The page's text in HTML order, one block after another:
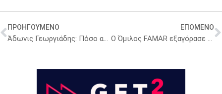
ΠΡΟΗΓΟΥΜΕΝΟ
Άδωνις Γεωργιάδης: Πόσο αυξάνεται η φαρμακευτική δαπάνη κάθε χρόνο – Τι δήλωσε σε ημερίδα των Φαρμακαποθηκαρίων
ΕΠΟΜΕΝΟ
Ο Όμιλος FAMAR εξαγόρασε μονάδα παραγωγής αποστειρωμένων φαρμακευτικών σκευασμάτων στη Γερμανία